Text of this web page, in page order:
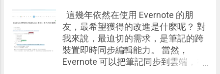
這幾年依然在使用 Evernote 的朋
友，最希望獲得的改進是什麼呢？ 對
我來說，最迫切的需求，是筆記的跨
裝置即時同步編輯能力。 當然，
Evernote 可以把筆記同步到雲端，在